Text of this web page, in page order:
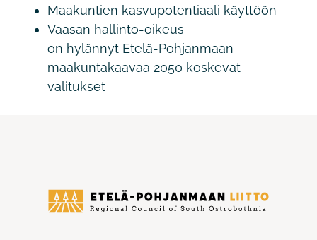
Maakuntien kasvupotentiaali käyttöön
Vaasan hallinto-oikeus
on hylännyt Etelä-Pohjanmaan
maakuntakaavaa 2050 koskevat
valitukset
Etelä-